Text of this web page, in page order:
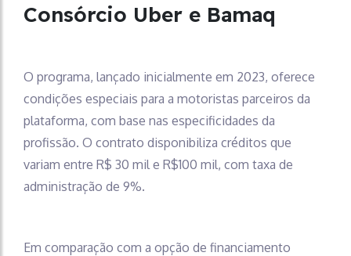
Consórcio Uber e Bamaq
O programa, lançado inicialmente em 2023, oferece
condições especiais para a motoristas parceiros da
plataforma, com base nas especificidades da
profissão. O contrato disponibiliza créditos que
variam entre R$ 30 mil e R$100 mil, com taxa de
administração de 9%.
Em comparação com a opção de financiamento